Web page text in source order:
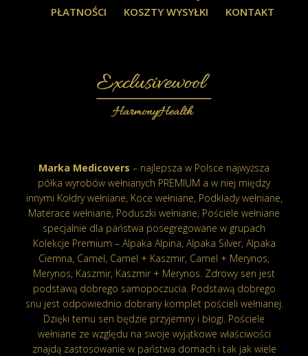
PŁATNOŚCI
KOSZTY WYSYŁKI KONTAKT
Marka Medicovers – najlepsza w Polsce najwyższa
półka wyrobów wełnianych PREMIUM a w niej między
innymi Kołdry wełniane, Koce wełniane, Podkłady wełniane,
Materace wełniane, Poduszki wełniane, Pościele wełniane
specjalnie dla państwa posegregowane w grupach
Kolekcje Premium – Alpaka Alpina, Alpaka Silver, Alpaka
Ciemna, Camel, Camel + Kaszmir, Camel + Merynos,
Merynos, Kaszmir, Kaszmir + Merynos. Zdrowy sen jest
podstawą dobrego samopoczucia. Podstawą dobrego
snu jest odpowiednio dobrany komplet pościeli wełnianej.
Dzięki temu sen będzie przyjemny i błogi. Pościele
wełniane ze względu na swoje wyjątkowe właściwości
znajdą zastosowanie w państwa domach i tak jak wiele